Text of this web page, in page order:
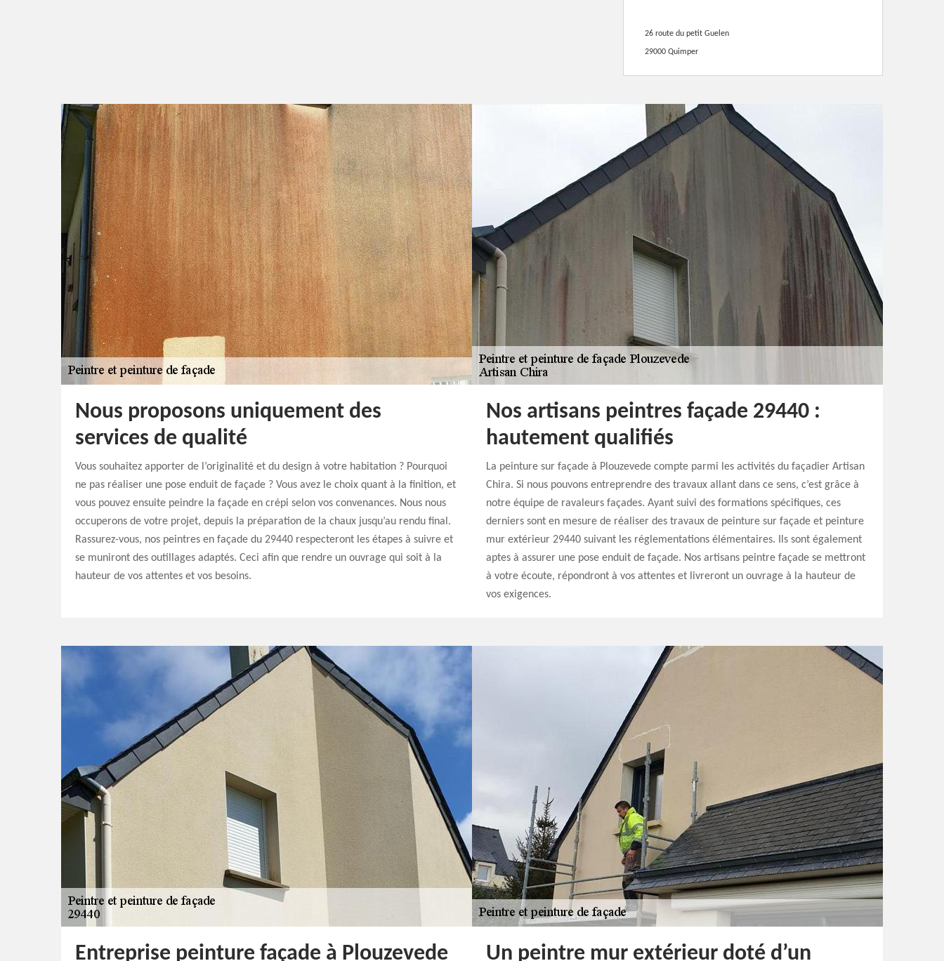
26 route du petit Guelen
29000 Quimper
Nous proposons uniquement des
services de qualité
Vous souhaitez apporter de l’originalité et du design à votre habitation ? Pourquoi
ne pas réaliser une pose enduit de façade ? Vous avez le choix quant à la finition, et
vous pouvez ensuite peindre la façade en crépi selon vos convenances. Nous nous
occuperons de votre projet, depuis la préparation de la chaux jusqu’au rendu final.
Rassurez-vous, nos peintres en façade du 29440 respecteront les étapes à suivre et
se muniront des outillages adaptés. Ceci afin que rendre un ouvrage qui soit à la
hauteur de vos attentes et vos besoins.
Nos artisans peintres façade 29440 :
hautement qualifiés
La peinture sur façade à Plouzevede compte parmi les activités du façadier Artisan
Chira. Si nous pouvons entreprendre des travaux allant dans ce sens, c’est grâce à
notre équipe de ravaleurs façades. Ayant suivi des formations spécifiques, ces
derniers sont en mesure de réaliser des travaux de peinture sur façade et peinture
mur extérieur 29440 suivant les réglementations élémentaires. Ils sont également
aptes à assurer une pose enduit de façade. Nos artisans peintre façade se mettront
à votre écoute, répondront à vos attentes et livreront un ouvrage à la hauteur de
vos exigences.
Entreprise peinture façade à Plouzevede Un peintre mur extérieur doté d’un